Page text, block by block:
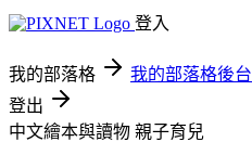
登入
我的部落格 我的部落格後台
登出
中文繪本與讀物 親子育兒